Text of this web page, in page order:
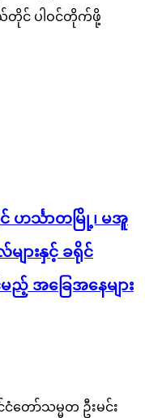
င် ပါဝင်တိုက်ဖို့
ဟင်္သာတမြို့၊ မအူ
ားနှင့် ခရိုင်
အခြေအနေများ
ငံတော်သမ္မတ ဦးမင်း